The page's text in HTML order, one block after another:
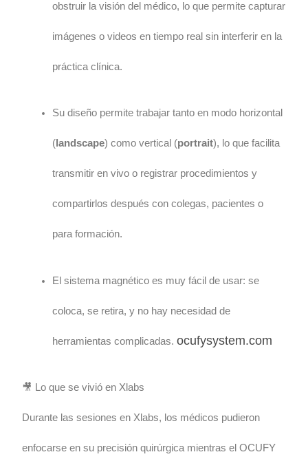
obstruir la visión del médico, lo que permite capturar
imágenes o videos en tiempo real sin interferir en la
práctica clínica.
Su diseño permite trabajar tanto en modo horizontal
( landscape) como vertical (portrait), lo que facilita
transmitir en vivo o registrar procedimientos y
compartirlos después con colegas, pacientes o
para formación.
El sistema magnético es muy fácil de usar: se
coloca, se retira, y no hay necesidad de
herramientas complicadas.ocufysystem.com
🎥 Lo que se vivió en Xlabs
Durante las sesiones en Xlabs, los médicos pudieron
enfocarse en su precisión quirúrgica mientras el OCUFY